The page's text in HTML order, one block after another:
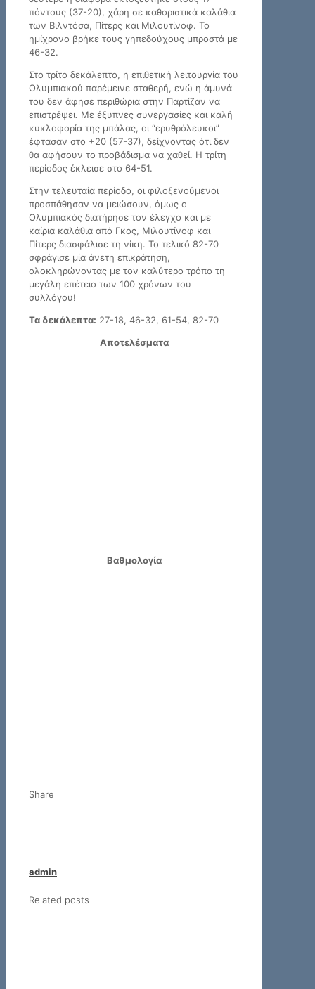
πόντους (37-20), χάρη σε καθοριστικά καλάθια
των Βιλντόσα, Πίτερς και Μιλουτίνοφ. Το
ημίχρονο βρήκε τους γηπεδούχους μπροστά με
46-32.
Στο τρίτο δεκάλεπτο, η επιθετική λειτουργία του
Ολυμπιακού παρέμεινε σταθερή, ενώ η άμυνά
του δεν άφησε περιθώρια στην Παρτίζαν να
επιστρέψει. Με έξυπνες συνεργασίες και καλή
κυκλοφορία της μπάλας, οι “ερυθρόλευκοι”
έφτασαν στο +20 (57-37), δείχνοντας ότι δεν
θα αφήσουν το προβάδισμα να χαθεί. Η τρίτη
περίοδος έκλεισε στο 64-51.
Στην τελευταία περίοδο, οι φιλοξενούμενοι
προσπάθησαν να μειώσουν, όμως ο
Ολυμπιακός διατήρησε τον έλεγχο και με
καίρια καλάθια από Γκος, Μιλουτίνοφ και
Πίτερς διασφάλισε τη νίκη. Το τελικό 82-70
σφράγισε μία άνετη επικράτηση,
ολοκληρώνοντας με τον καλύτερο τρόπο τη
μεγάλη επέτειο των 100 χρόνων του
συλλόγου!
Τα δεκάλεπτα: 27-18, 46-32, 61-54, 82-70
Αποτελέσματα
Βαθμολογία
Share
admin
Related posts